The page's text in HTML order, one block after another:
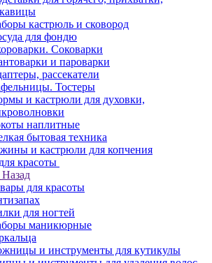
кастрюль и сковород
для фондю
Соковарки
и пароварки
рассекатели
Тостеры
и кастрюли для духовки,
наплитные
бытовая техника
и кастрюли для копчения
красоты
Назад
для красоты
для ногтей
маникюрные
и инструменты для кутикулы